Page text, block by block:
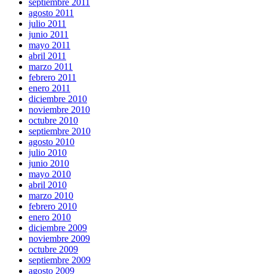
agosto 2011
julio 2011
junio 2011
mayo 2011
abril 2011
marzo 2011
febrero 2011
enero 2011
diciembre 2010
noviembre 2010
octubre 2010
septiembre 2010
agosto 2010
julio 2010
junio 2010
mayo 2010
abril 2010
marzo 2010
febrero 2010
enero 2010
diciembre 2009
noviembre 2009
octubre 2009
septiembre 2009
agosto 2009